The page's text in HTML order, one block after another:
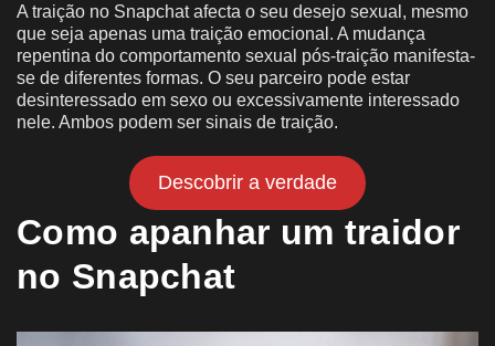
A traição no Snapchat afecta o seu desejo sexual, mesmo
que seja apenas uma traição emocional. A mudança
repentina do comportamento sexual pós-traição manifesta-
se de diferentes formas. O seu parceiro pode estar
desinteressado em sexo ou excessivamente interessado
nele. Ambos podem ser sinais de traição.
Descobrir a verdade
Como apanhar um traidor
no Snapchat